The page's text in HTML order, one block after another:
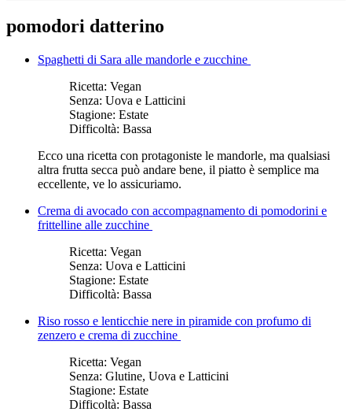
pomodori datterino
Spaghetti di Sara alle mandorle e zucchine
Ricetta: Vegan
Senza: Uova e Latticini
Stagione: Estate
Difficoltà: Bassa
Ecco una ricetta con protagoniste le mandorle, ma qualsiasi
altra frutta secca può andare bene, il piatto è semplice ma
eccellente, ve lo assicuriamo.
Crema di avocado con accompagnamento di pomodorini e
frittelline alle zucchine
Ricetta: Vegan
Senza: Uova e Latticini
Stagione: Estate
Difficoltà: Bassa
Riso rosso e lenticchie nere in piramide con profumo di
zenzero e crema di zucchine
Ricetta: Vegan
Senza: Glutine, Uova e Latticini
Stagione: Estate
Difficoltà: Bassa